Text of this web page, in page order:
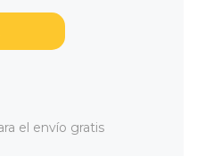
el envío gratis